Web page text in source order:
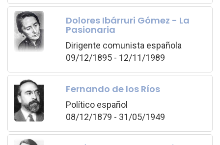
Dolores Ibárruri Gómez - La
Pasionaria
Dirigente comunista española
09/12/1895 - 12/11/1989
Fernando de los Ríos
Político español
08/12/1879 - 31/05/1949